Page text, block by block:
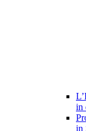
in
in